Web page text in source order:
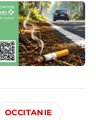
OCCITANIE